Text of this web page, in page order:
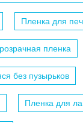
Пленка для
пленка
без пузырьков
Пленка для